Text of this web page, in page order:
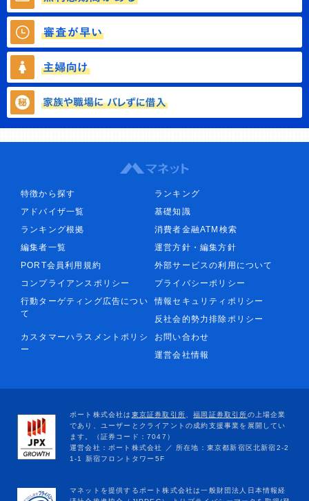
特徴から探す
ランキング
アドバイザ一覧
基礎知識
ランキング根拠
消費者金融ATM検索
編集者一覧
運営方針・編集方針
PORT会員利用規約
外部サービスの利用について
コンプライアンスポリシー
プライバシーポリシー
行動ターゲティング広告につい
て
情報セキュリティポリシー
反社会的勢力排除ポリシー
カスタマーハラスメントポリシ
ー
お問い合わせ
運営会社情報